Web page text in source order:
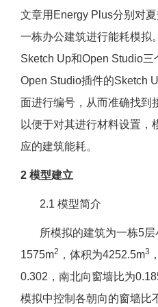
文章用Energy Plus分别对
一栋办公建筑进行能耗模拟
Sketch Up和Open Studio
Open Studio插件的Sketch
面进行编号，从而准确找到
以便于对其进行材料设置，
应的建筑能耗。
2 模型建立
2.1 模型简介
所模拟的建筑为一栋5层
1575m2 ，体积为4252.5m3
0.302，南北向窗墙比为
模拟中控制各朝向的窗墙比